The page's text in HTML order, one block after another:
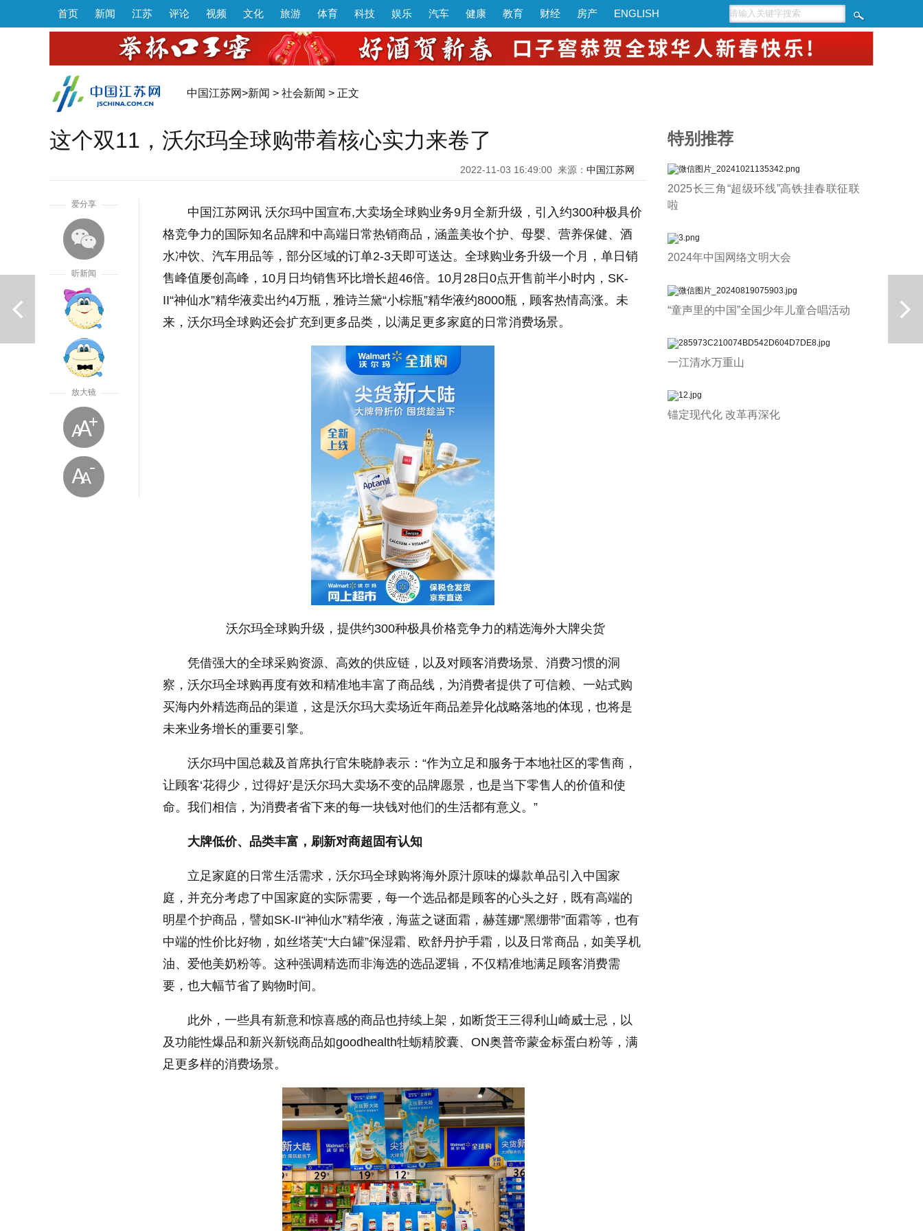
首页 新闻 江苏 评论 视频 文化 旅游 体育 科技 娱乐 汽车 健康 教育 财经 房产 ENGLISH
中国江苏网>新闻 > 社会新闻 > 正文
这个双11，沃尔玛全球购带着核心实力来卷了
2022-11-03 16:49:00 来源： 中国江苏网
爱分享
听新闻
放大镜
中国江苏网讯 沃尔玛中国宣布,大卖场全球购业务9月全新升级，引入约300种极具价
格竞争力的国际知名品牌和中高端日常热销商品，涵盖美妆个护、母婴、营养保健、酒
水冲饮、汽车用品等，部分区域的订单2-3天即可送达。全球购业务升级一个月，单日销
售峰值屡创高峰，10月日均销售环比增长超46倍。10月28日0点开售前半小时内，SK-
II“神仙水”精华液卖出约4万瓶，雅诗兰黛“小棕瓶”精华液约8000瓶，顾客热情高涨。未
来，沃尔玛全球购还会扩充到更多品类，以满足更多家庭的日常消费场景。
沃尔玛全球购升级，提供约300种极具价格竞争力的精选海外大牌尖货
凭借强大的全球采购资源、高效的供应链，以及对顾客消费场景、消费习惯的洞
察，沃尔玛全球购再度有效和精准地丰富了商品线，为消费者提供了可信赖、一站式购
买海内外精选商品的渠道，这是沃尔玛大卖场近年商品差异化战略落地的体现，也将是
未来业务增长的重要引擎。
沃尔玛中国总裁及首席执行官朱晓静表示：“作为立足和服务于本地社区的零售商，
让顾客‘花得少，过得好’是沃尔玛大卖场不变的品牌愿景，也是当下零售人的价值和使
命。我们相信，为消费者省下来的每一块钱对他们的生活都有意义。”
大牌低价、品类丰富，刷新对商超固有认知
立足家庭的日常生活需求，沃尔玛全球购将海外原汁原味的爆款单品引入中国家
庭，并充分考虑了中国家庭的实际需要，每一个选品都是顾客的心头之好，既有高端的
明星个护商品，譬如SK-II“神仙水”精华液，海蓝之谜面霜，赫莲娜“黑绷带”面霜等，也有
中端的性价比好物，如丝塔芙“大白罐”保湿霜、欧舒丹护手霜，以及日常商品，如美孚机
油、爱他美奶粉等。这种强调精选而非海选的选品逻辑，不仅精准地满足顾客消费需
要，也大幅节省了购物时间。
此外，一些具有新意和惊喜感的商品也持续上架，如断货王三得利山崎威士忌，以
及功能性爆品和新兴新锐商品如goodhealth牡蛎精胶囊、ON奥普帝蒙金标蛋白粉等，满
足更多样的消费场景。
特别推荐
2025长三角“超级环线”高铁挂春联征联
啦
2024年中国网络文明大会
“童声里的中国”全国少年儿童合唱活动
一江清水万重山
锚定现代化 改革再深化